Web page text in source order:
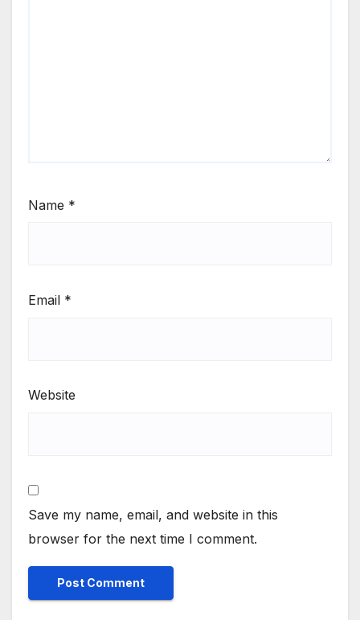
Name *
Email *
Website
Save my name, email, and website in this
browser for the next time I comment.